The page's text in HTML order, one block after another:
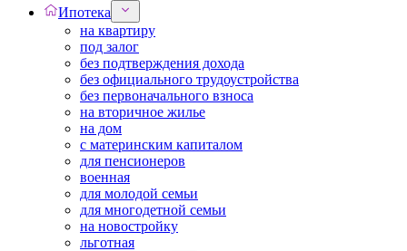
Ипотека
на квартиру
под залог
без подтверждения дохода
без официального трудоустройства
без первоначального взноса
на вторичное жилье
на дом
с материнским капиталом
для пенсионеров
военная
для молодой семьи
для многодетной семьи
на новостройку
льготная